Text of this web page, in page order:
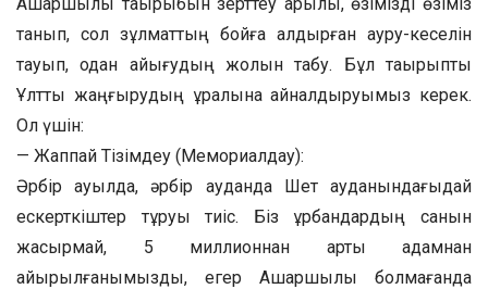
танып, сол зұлматтың бойға қалдырған ауру-кеселін
тауып, одан айығудың жолын табу. Бұл тақырыпты
Ұлттық жаңғырудың құралына айналдыруымыз керек.
Ол үшін:
— Жаппай Тізімдеу (Мемориалдау):
Әрбір ауылда, әрбір ауданда Шет ауданындағыдай
ескерткіштер тұруы тиіс. Біз құрбандардың санын
жасырмай, 5 миллионнан артық адамнан
айырылғанымызды, егер Ашаршылық болмағанда